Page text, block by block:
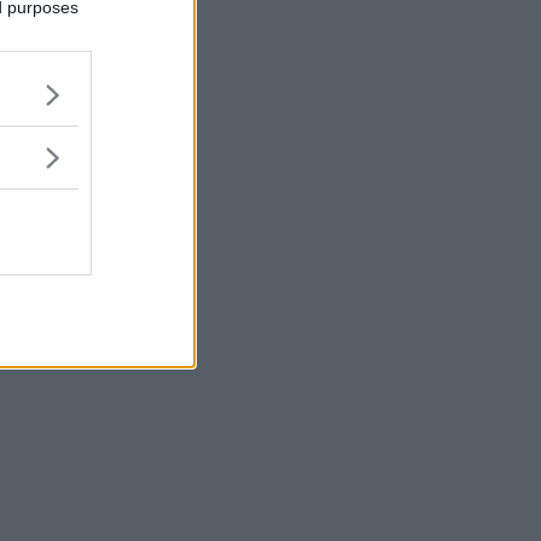
purposes